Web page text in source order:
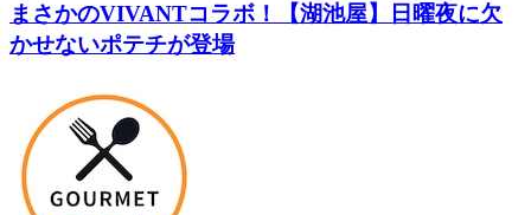
まさかのVIVANTコラボ！【湖池屋】日曜夜に欠
かせないポテチが登場